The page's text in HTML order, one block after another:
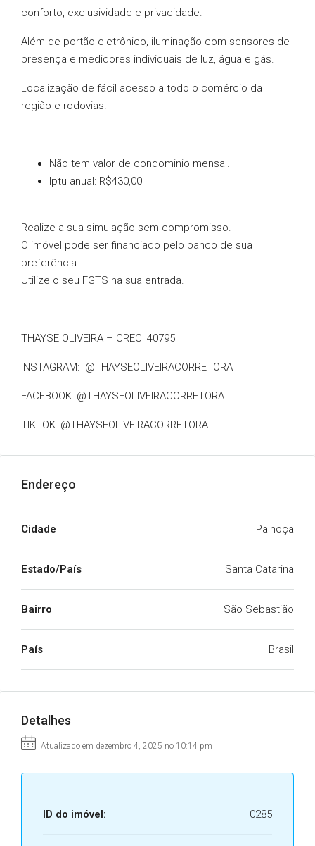
conforto, exclusividade e privacidade.
Além de portão eletrônico, iluminação com sensores de
presença e medidores individuais de luz, água e gás.
Localização de fácil acesso a todo o comércio da
região e rodovias.
Não tem valor de condominio mensal.
Iptu anual: R$430,00
Realize a sua simulação sem compromisso.
O imóvel pode ser financiado pelo banco de sua
preferência.
Utilize o seu FGTS na sua entrada.
THAYSE OLIVEIRA – CRECI 40795
INSTAGRAM: @THAYSEOLIVEIRACORRETORA
FACEBOOK: @THAYSEOLIVEIRACORRETORA
TIKTOK: @THAYSEOLIVEIRACORRETORA
Endereço
Cidade Palhoça
Estado/País Santa Catarina
Bairro São Sebastião
País Brasil
Detalhes
Atualizado em dezembro 4, 2025 no 10:14 pm
ID do imóvel: 0285